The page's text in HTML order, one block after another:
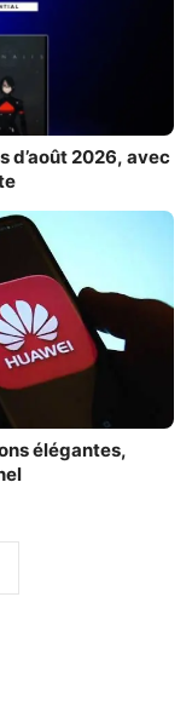
d’août 2026, avec
élégantes,